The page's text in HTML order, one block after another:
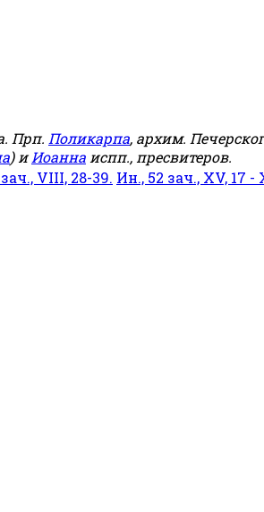
Прп. Поликарпа, архим.
) иИоанна испп., пресвитеров.
VIII, 28-39. Ин., 52 зач., XV, 17 -